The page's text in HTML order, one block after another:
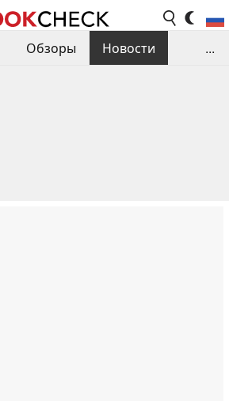
Обзоры
Новости
...